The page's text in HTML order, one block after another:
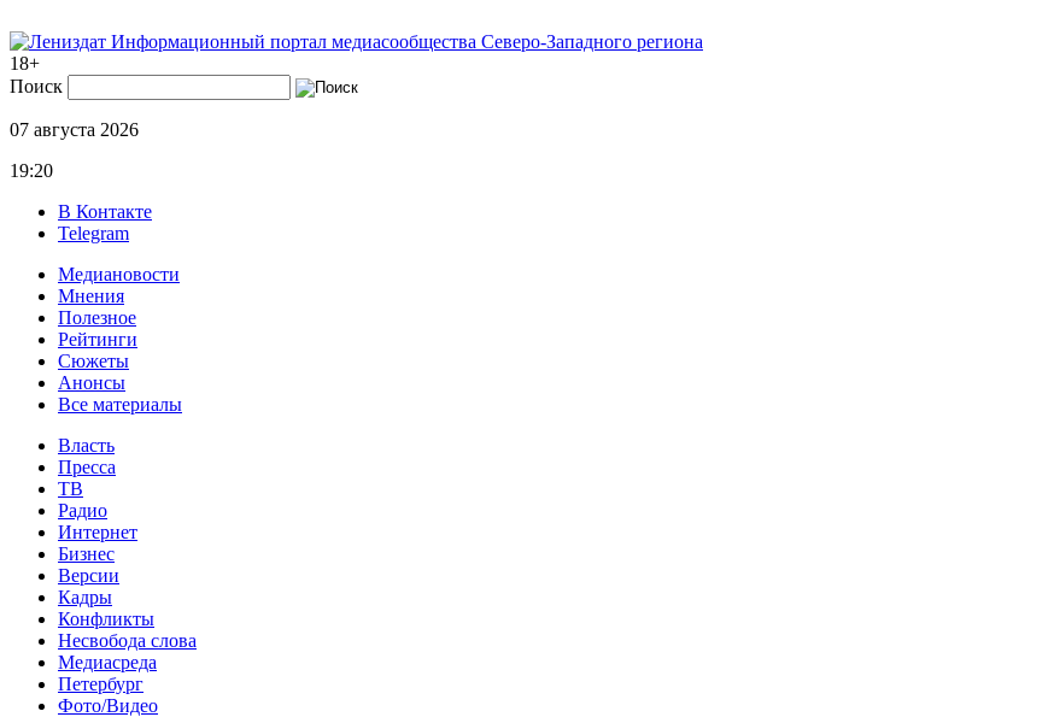
Информационный портал медиасообщества Северо-Западного региона
18+
Поиск
07 августа 2026
19:20
В Контакте
Telegram
Медиановости
Мнения
Полезное
Рейтинги
Сюжеты
Анонсы
Все материалы
Власть
Пресса
ТВ
Радио
Интернет
Бизнес
Версии
Кадры
Конфликты
Несвобода слова
Медиасреда
Петербург
Фото/Видео